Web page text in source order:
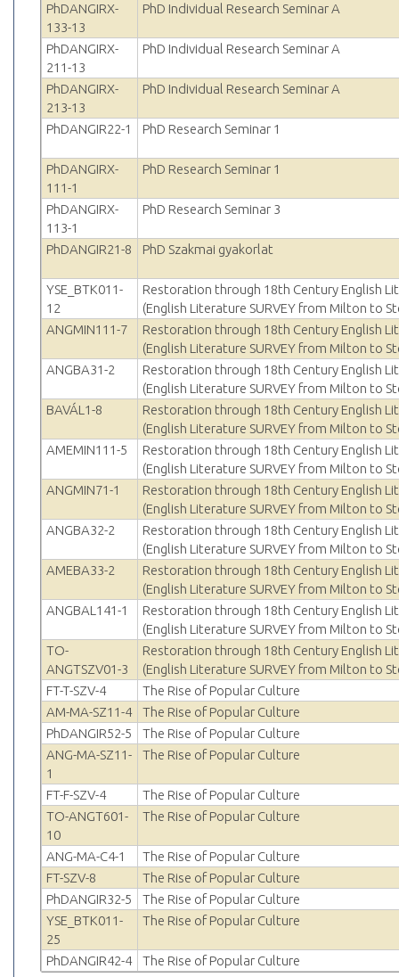
PhDANGIRX-
133-13
PhD Individual Research Seminar A
PhDANGIRX-
211-13
PhD Individual Research Seminar A
PhDANGIRX-
213-13
PhD Individual Research Seminar A
PhDANGIR22-1 PhD Research Seminar 1
PhDANGIRX-
111-1
PhD Research Seminar 1
PhDANGIRX-
113-1
PhD Research Seminar 3
PhDANGIR21-8 PhD Szakmai gyakorlat
YSE_BTK011-
12
Restoration through 18th Century English
(English Literature SURVEY from Milton to
ANGMIN111-7
Restoration through 18th Century English
(English Literature SURVEY from Milton to
ANGBA31-2
Restoration through 18th Century English
(English Literature SURVEY from Milton to
BAVÁL1-8
Restoration through 18th Century English
(English Literature SURVEY from Milton to
AMEMIN111-5
Restoration through 18th Century English
(English Literature SURVEY from Milton to
ANGMIN71-1
Restoration through 18th Century English
(English Literature SURVEY from Milton to
ANGBA32-2
Restoration through 18th Century English
(English Literature SURVEY from Milton to
AMEBA33-2
Restoration through 18th Century English
(English Literature SURVEY from Milton to
ANGBAL141-1
Restoration through 18th Century English
(English Literature SURVEY from Milton to
TO-
ANGTSZV01-3
Restoration through 18th Century English
(English Literature SURVEY from Milton to
FT-T-SZV-4
The Rise of Popular Culture
AM-MA-SZ11-4
The Rise of Popular Culture
PhDANGIR52-5
The Rise of Popular Culture
ANG-MA-SZ11-
1
The Rise of Popular Culture
FT-F-SZV-4
The Rise of Popular Culture
TO-ANGT601-
10
The Rise of Popular Culture
ANG-MA-C4-1
The Rise of Popular Culture
FT-SZV-8
The Rise of Popular Culture
PhDANGIR32-5
The Rise of Popular Culture
YSE_BTK011-
25
The Rise of Popular Culture
PhDANGIR42-4 The Rise of Popular Culture